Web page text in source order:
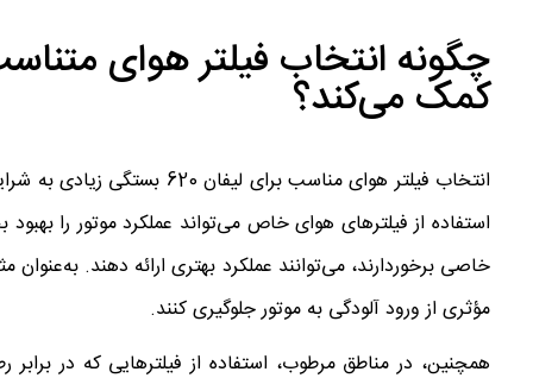
چگونه انتخاب فیلتر هوای
کمک می‌کند؟
انتخاب فیلتر هوای مناسب
استفاده از فیلترهای هوای خاص می‌تواند عملکرد موتور را
خاصی برخوردارند، می‌توانند عملکرد بهتری ارائه دهند.
مؤثری از ورود آلودگی به موتور جلوگیری کنند.
همچنین، در مناطق مرطوب، استفاده از فیلترهایی که در